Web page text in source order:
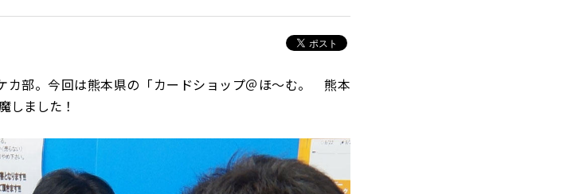
カ部。今回は熊本県の「カードショップ＠ほ～む。 熊本
しました！